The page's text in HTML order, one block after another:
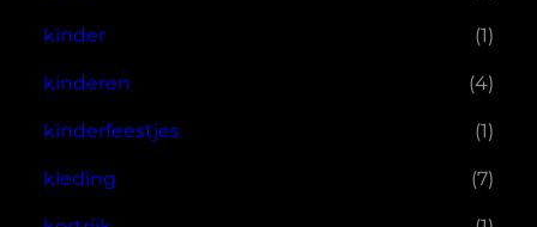
kinder (1)
kinderen (4)
kinderfeestjes (1)
kleding (7)